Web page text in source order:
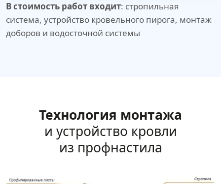
В стоимость работ входит: стропильная
система, устройство кровельного пирога, монтаж
доборов и водосточной системы
Технология монтажа
и устройство кровли
из профнастила